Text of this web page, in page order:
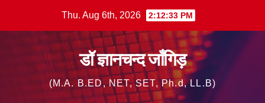
Thu. Aug 6th, 2026 2:12:34 PM
डॉ ज्ञानचन्द जाँगिड़
(M.A. B.ED, NET, SET, Ph.d, LL.B)